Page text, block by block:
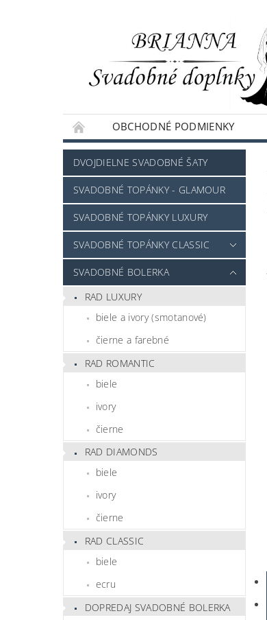
OBCHODNÉ PODMIENKY
NAPÍŠTE NÁM
DVOJDIELNE SVADOBNÉ ŠATY
SVADOBNÉ TOPÁNKY - GLAMOUR
SVADOBNÉ TOPÁNKY LUXURY
SVADOBNÉ TOPÁNKY CLASSIC
SVADOBNÉ BOLERKA
RAD LUXURY
biele a ivory (smotanové)
čierne a farebné
RAD ROMANTIC
biele
ivory
čierne
RAD DIAMONDS
biele
ivory
čierne
RAD CLASSIC
biele
ecru
DOPREDAJ SVADOBNÉ BOLERKA